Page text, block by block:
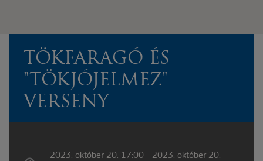
TÖKFARAGÓ ÉS
"TÖKJÓJELMEZ"
VERSENY
2023. október 20. 17:00 - 2023. október 20.